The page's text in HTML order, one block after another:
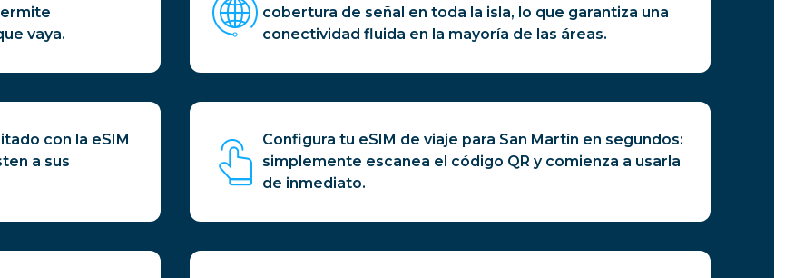
vaya.
cobertura de señal en toda la isla, lo que garantiza una
conectividad fluida en la mayoría de las áreas.
con la eSIM
a sus
Configura tu eSIM de viaje para San Martín en segundos:
simplemente escanea el código QR y comienza a usarla
de inmediato.